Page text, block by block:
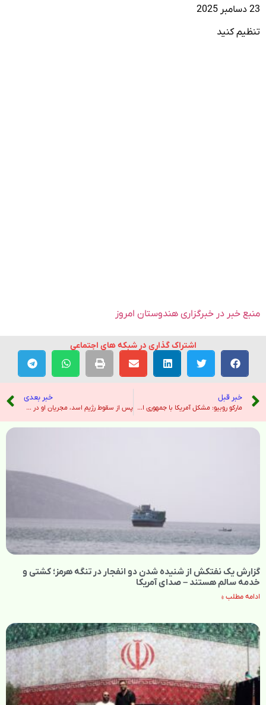
23 دسامبر 2025
تنظیم کنید
منبع خبر در خبرگزاری هندوستان امروز
اشتراک گذاری در شبکه های اجتماعی
خبر قبل
مارکو روبیو: مشکل آمریکا با جمهوری اسلامی علاوه بر تروریسم و برنامه اتمی، نحوه رفتار آن با مردم ایران است – صدای آمریکا
خبر بعدی
پس از سقوط رژیم اسد، مجریان او در خوابیده اند و زندگی بزرگی دارند. – نیویورک تایمز
گزارش یک نفتکش از شنیده شدن دو انفجار در تنگه هرمز؛ کشتی و
خدمه سالم هستند – صدای آمریکا
ادامه مطلب »